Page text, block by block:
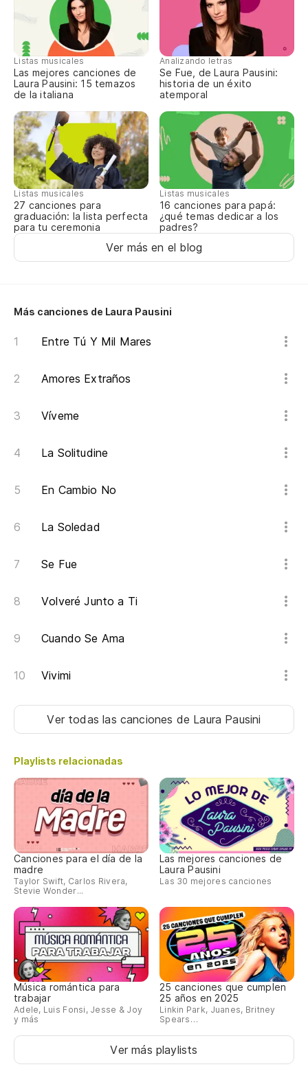
Listas musicales
Las mejores canciones de
Laura Pausini: 15 temazos
de la italiana
Analizando letras
Se Fue, de Laura Pausini:
historia de un éxito
atemporal
Listas musicales
27 canciones para
graduación: la lista perfecta
para tu ceremonia
Listas musicales
16 canciones para papá:
¿qué temas dedicar a los
padres?
Ver más en el blog
Más canciones de Laura Pausini
Entre Tú Y Mil Mares
Amores Extraños
Víveme
La Solitudine
En Cambio No
La Soledad
Se Fue
Volveré Junto a Ti
Cuando Se Ama
Vivimi
Ver todas las canciones de Laura Pausini
Playlists relacionadas
Canciones para el día de la
madre
Taylor Swift, Carlos Rivera,
Stevie Wonder...
Las mejores canciones de
Laura Pausini
Las 30 mejores canciones
Música romántica para
trabajar
Adele, Luis Fonsi, Jesse & Joy
y más
25 canciones que cumplen
25 años en 2025
Linkin Park, Juanes, Britney
Spears…
Ver más playlists